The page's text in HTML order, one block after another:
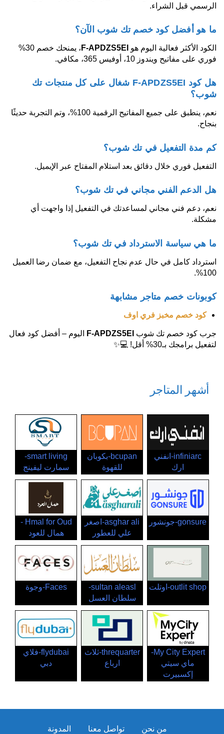
الرسمي قبل الشراء.
ما هو أفضل كود خصم تك شوب الآن؟
الكود الأكثر فعالية اليوم هو F-APDZS5EI
، يمنحك خصم 30%
فوري على مفاتيح ويندوز 10، أوفيس 365، مكافي.
هل كود F-APDZS5EI شغال على كل منتجات تك
شوب؟
نعم، ينطبق على جميع المفاتيح الرقمية 100%، وتم التجربة حديثًا
بنجاح.
كم مدة التفعيل في تك شوب؟
التفعيل فوري خلال دقائق بعد استلام المفتاح عبر الإيميل.
هل الدعم الفني مجاني في تك شوب؟
نعم، دعم فني مجاني لمساعدتك في التفعيل إذا واجهت أي
مشكلة.
ما هي سياسة الاسترداد في تك شوب؟
استرداد كامل في حال عدم نجاح التفعيل، مع ضمان رضا العميل
100%.
كوبونات خصم متاجر مشابهة
كود خصم مخبز فري اوف
جرب كود خصم تك شوب F-APDZS5EI
اليوم – أفضل كود فعال
لتفعيل برامجك بـ30% أقل! 💻✨
أشهر المتاجر
infiniarc-انفني
ارك
bcupan-بكوبان
للقهوة
smart living-
سمارت ليفينج
gonsure-جونشور
asghar ali-اصغر
علي للعطور
Hmal for Oud -
همال للعود
outlit shop-اوتلت
sultan aleasl-
سلطان العسل
Faces-وجوة
My City Expert-
ماي سيتي
إكسبيرت
threquarter-ثلاث
ارباع
flydubai-فلاي
دبي
من نحن تواصل معنا المدونة